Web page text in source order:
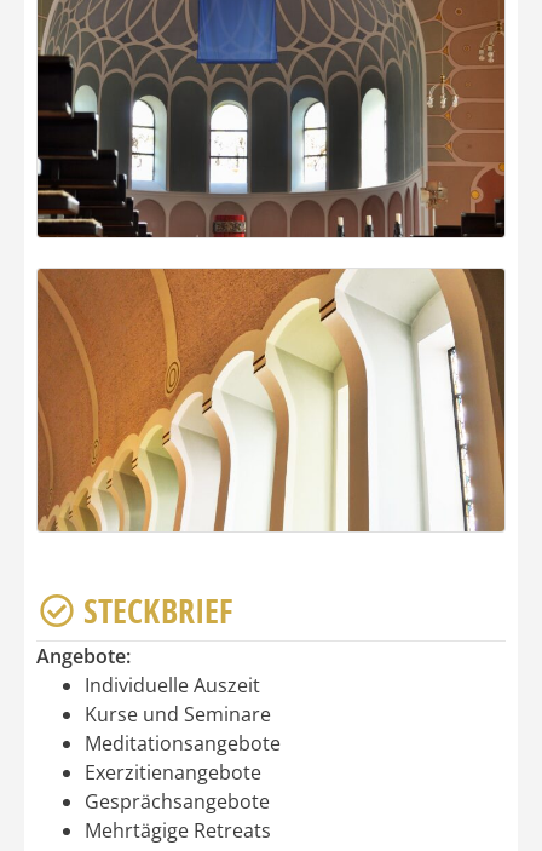
STECKBRIEF
Angebote:
Individuelle Auszeit
Kurse und Seminare
Meditationsangebote
Exerzitienangebote
Gesprächsangebote
Mehrtägige Retreats